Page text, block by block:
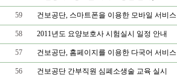
59 건보공단, 스마트폰을 이용한 모바일 서비스
58 2011년도 요양보호사 시험실시 일정 안내
57 건보공단, 홈페이지를 이용한 다국어 서비스
56 건보공단 간부직원 심폐소생술 교육 실시